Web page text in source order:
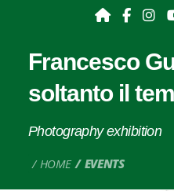
Francesco
soltanto il
Photography exhibition
HOME EVENTS